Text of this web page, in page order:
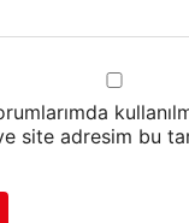
site adresim bu